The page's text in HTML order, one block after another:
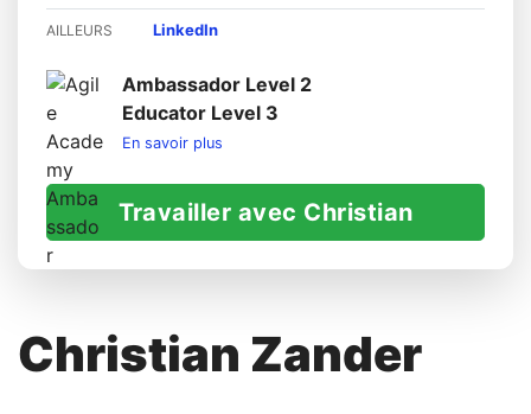
AILLEURS LinkedIn
Ambassador Level 2
Educator Level 3
En savoir plus
Travailler avec Christian
Christian Zander